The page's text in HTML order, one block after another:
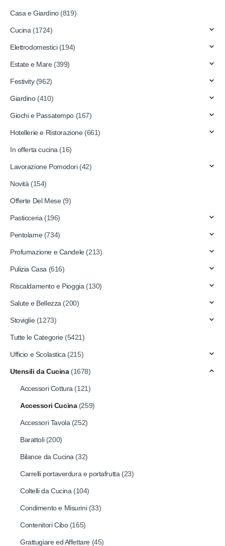
Casa e Giardino (819)
Cucina (1724)
Elettrodomestici (194)
Estate e Mare (399)
Festivity (962)
Giardino (410)
Giochi e Passatempo (167)
Hotellerie e Ristorazione (661)
In offerta cucina (16)
Lavorazione Pomodori (42)
Novità (154)
Offerte Del Mese (9)
Pasticceria (196)
Pentolame (734)
Profumazione e Candele (213)
Pulizia Casa (616)
Riscaldamento e Pioggia (130)
Salute e Bellezza (200)
Stoviglie (1273)
Tutte le Categorie (5421)
Ufficio e Scolastica (215)
Utensili da Cucina (1678)
Accessori Cottura (121)
Accessori Cucina (259)
Accessori Tavola (252)
Barattoli (200)
Bilance da Cucina (32)
Carrelli portaverdura e portafrutta (23)
Coltelli da Cucina (104)
Condimento e Misurini (33)
Contenitori Cibo (165)
Grattugiare ed Affettare (45)